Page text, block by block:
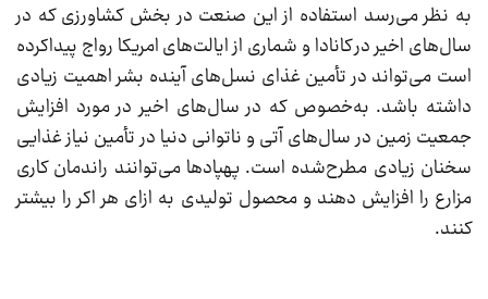
به نظر می‌رسد استفاده از این صنعت در بخش کشاورزی که در
سال‌های اخیر در کانادا و شماری از ایالت‌های امریکا رواج پیداکرده
است می‌تواند در تأمین غذای نسل‌های آینده بشر اهمیت زیادی
داشته باشد. به‌خصوص که در سال‌های اخیر در مورد افزایش
جمعیت زمین در سال‌های آتی و ناتوانی دنیا در تأمین نیاز غذایی
سخنان زیادی مطرح‌شده است. پهپادها می‌توانند راندمان کاری
مزارع را افزایش دهند و محصول تولیدی به ازای هر اکر را بیشتر
کنند.